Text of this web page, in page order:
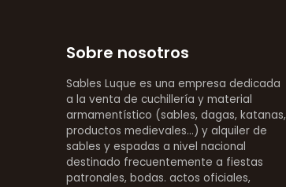
Sobre nosotros
Sables Luque es una empresa dedicada
a la venta de cuchillería y material
armamentístico (sables, dagas, katanas,
productos medievales...) y alquiler de
sables y espadas a nivel nacional
destinado frecuentemente a fiestas
patronales, bodas. actos oficiales,